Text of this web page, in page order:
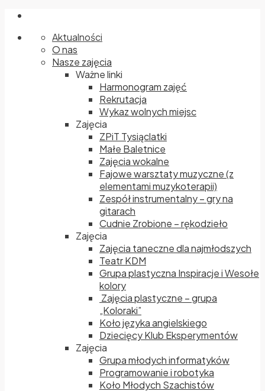
Aktualności
O nas
Nasze zajęcia
Ważne linki
Harmonogram zajęć
Rekrutacja
Wykaz wolnych miejsc
Zajęcia
ZPiT Tysiąclatki
Małe Baletnice
Zajęcia wokalne
Fajowe warsztaty muzyczne (z
elementami muzykoterapii)
Zespół instrumentalny – gry na
gitarach
Cudnie Zrobione – rękodzieło
Zajęcia
Zajęcia taneczne dla najmłodszych
Teatr KDM
Grupa plastyczna Inspiracje i Wesołe
kolory
Zajęcia plastyczne – grupa
„Koloraki”
Koło języka angielskiego
Dziecięcy Klub Eksperymentów
Zajęcia
Grupa młodych informatyków
Programowanie i robotyka
Koło Młodych Szachistów